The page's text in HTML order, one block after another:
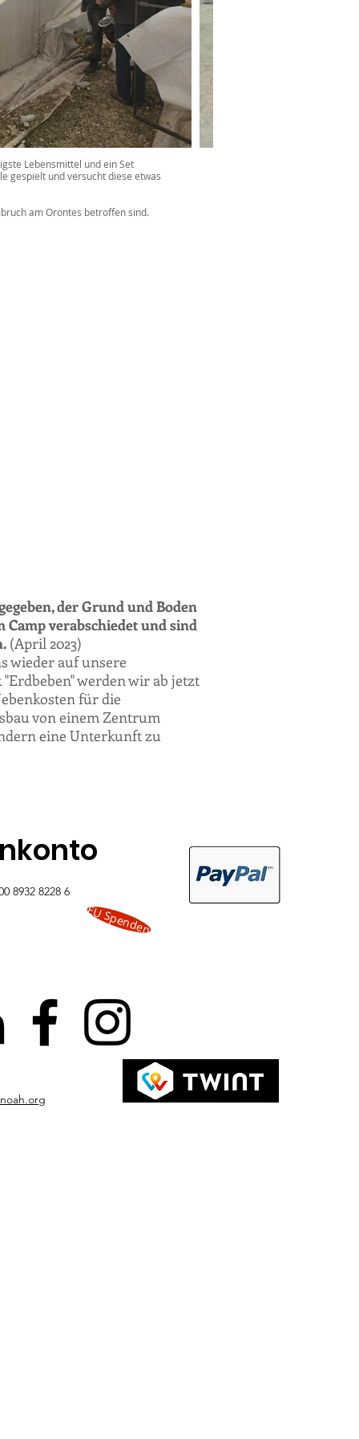
Lebensmittel und ein Set
gespielt und versucht diese etwas
am Orontes betroffen sind.
der Grund und Boden
verabschiedet und sind
(April 2023)
wieder auf unsere
werden wir ab jetzt
für die
von einem Zentrum
eine Unterkunft zu
8932 8228 6
EU Spenden